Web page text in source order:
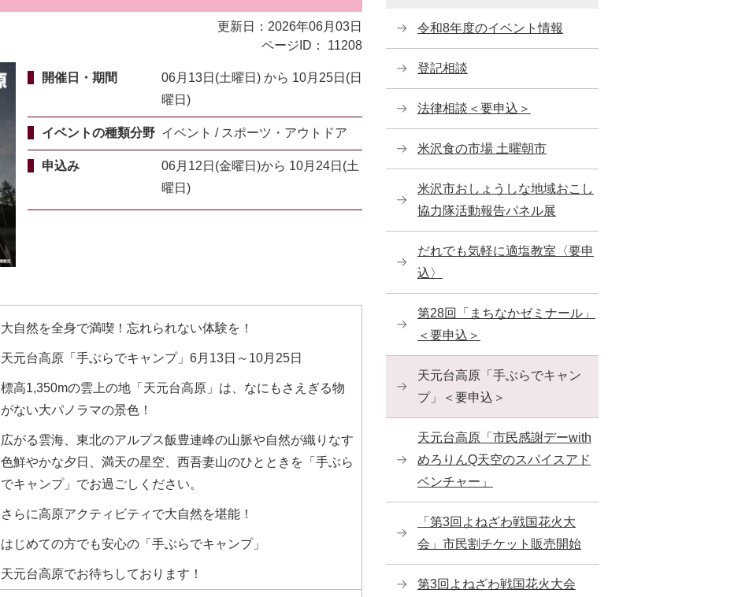
更新日：2026年06月03日
ページID：
11208
開催日・期間
06月13日(土曜日) から 10月25日(日
曜日)
イベントの種類分野 イベント / スポーツ・アウトドア
申込み
06月12日(金曜日)から 10月24日(土
曜日)
大自然を全身で満喫！忘れられない体験を！
天元台高原「手ぶらでキャンプ」6月13日～10月25日
標高1,350mの雲上の地「天元台高原」は、なにもさえぎる物
がない大パノラマの景色！
広がる雲海、東北のアルプス飯豊連峰の山脈や自然が織りなす
色鮮やかな夕日、満天の星空、西吾妻山のひとときを「手ぶら
でキャンプ」でお過ごしください。
さらに高原アクティビティで大自然を堪能！
はじめての方でも安心の「手ぶらでキャンプ」
天元台高原でお待ちしております！
令和8年度のイベント情報
登記相談
法律相談＜要申込＞
米沢食の市場 土曜朝市
米沢市おしょうしな地域おこし
協力隊活動報告パネル展
だれでも気軽に適塩教室〈要申
込〉
第28回「まちなかゼミナール」
＜要申込＞
天元台高原「手ぶらでキャン
プ」＜要申込＞
天元台高原「市民感謝デーwith
めろりんQ天空のスパイスアド
ベンチャー」
「第3回よねざわ戦国花火大
会」市民割チケット販売開始
第3回よねざわ戦国花火大会